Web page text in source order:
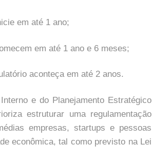
em até 1 ano;
em até 1 ano e 6 meses;
aconteça em até 2 anos.
e do Planejamento Estratégico
estruturar uma regulamentação
empresas, startups e pessoas
econômica, tal como previsto na Lei